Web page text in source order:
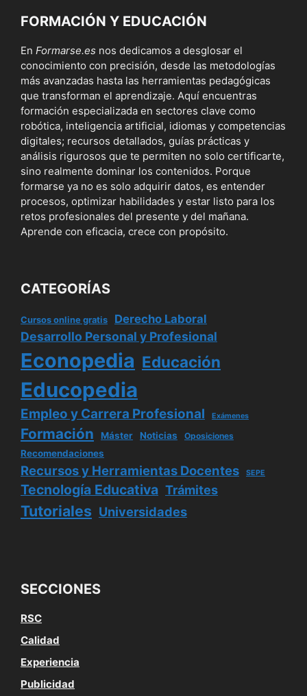
FORMACIÓN Y EDUCACIÓN
En Formarse.es nos dedicamos a desglosar el
conocimiento con precisión, desde las metodologías
más avanzadas hasta las herramientas pedagógicas
que transforman el aprendizaje. Aquí encuentras
formación especializada en sectores clave como
robótica, inteligencia artificial, idiomas y competencias
digitales; recursos detallados, guías prácticas y
análisis rigurosos que te permiten no solo certificarte,
sino realmente dominar los contenidos. Porque
formarse ya no es solo adquirir datos, es entender
procesos, optimizar habilidades y estar listo para los
retos profesionales del presente y del mañana.
Aprende con eficacia, crece con propósito.
CATEGORÍAS
Cursos online gratis Derecho Laboral
Desarrollo Personal y Profesional
Econopedia Educación
Educopedia
Empleo y Carrera Profesional Exámenes
Formación Máster Noticias Oposiciones
Recomendaciones
Recursos y Herramientas Docentes SEPE
Tecnología Educativa Trámites
Tutoriales Universidades
SECCIONES
RSC
Calidad
Experiencia
Publicidad